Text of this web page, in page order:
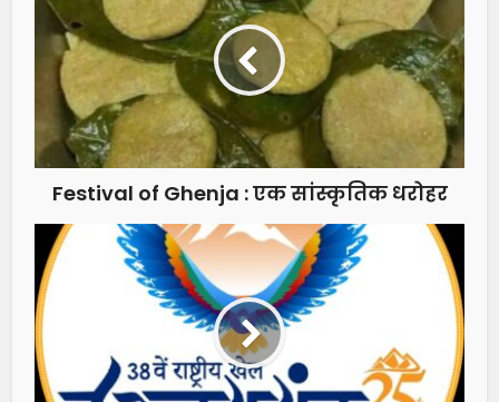
Festival of Ghenja : एक सांस्कृतिक धरोहर